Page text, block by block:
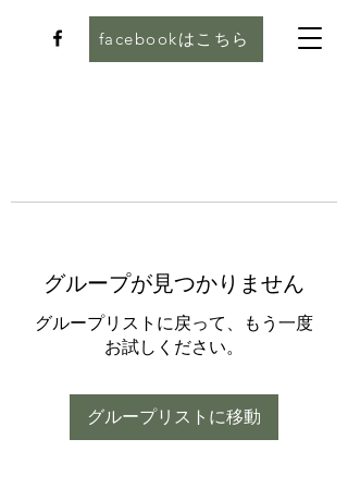
facebookはこちら
グループが見つかりません
グループリストに戻って、もう一度
お試しください。
グループリストに移動